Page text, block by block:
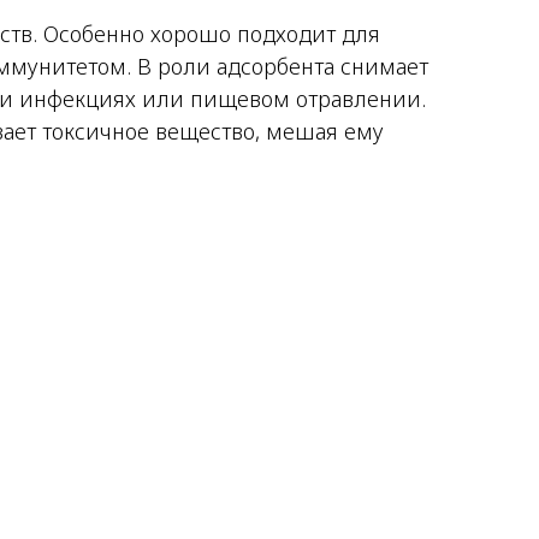
Особенно хорошо подходит для
В роли адсорбента снимает
инфекциях или пищевом отравлении.
токсичное вещество, мешая ему